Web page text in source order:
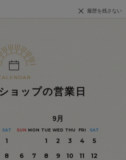
履歴を残さない
ョップの営業日
SAT
1
8
9月
SUN MON TUE WED THU FRI SAT
1 2 3 4
5
6
7 8 9 10 11
12